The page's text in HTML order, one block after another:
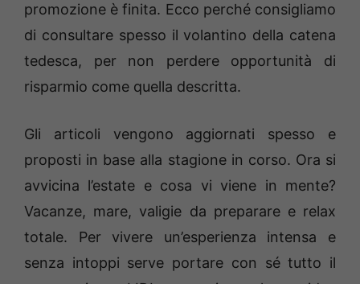
promozione è finita. Ecco perché consigliamo
di consultare spesso il volantino della catena
tedesca, per non perdere opportunità di
risparmio come quella descritta.
Gli articoli vengono aggiornati spesso e
proposti in base alla stagione in corso. Ora si
avvicina l’estate e cosa vi viene in mente?
Vacanze, mare, valigie da preparare e relax
totale. Per vivere un’esperienza intensa e
senza intoppi serve portare con sé tutto il